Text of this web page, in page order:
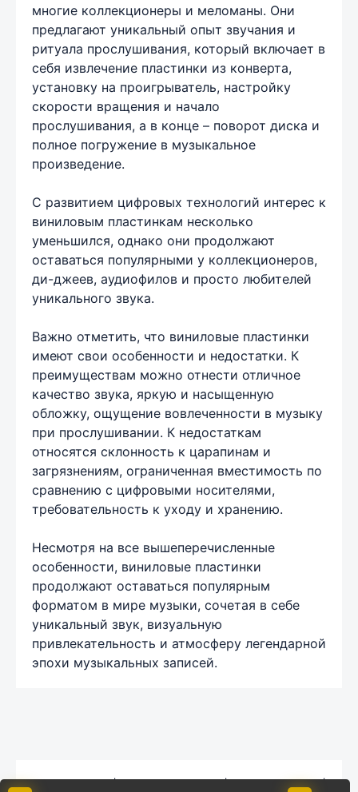
многие коллекционеры и меломаны. Они
предлагают уникальный опыт звучания и
ритуала прослушивания, который включает в
себя извлечение пластинки из конверта,
установку на проигрыватель, настройку
скорости вращения и начало
прослушивания, а в конце – поворот диска и
полное погружение в музыкальное
произведение.
С развитием цифровых технологий интерес к
виниловым пластинкам несколько
уменьшился, однако они продолжают
оставаться популярными у коллекционеров,
ди-джеев, аудиофилов и просто любителей
уникального звука.
Важно отметить, что виниловые пластинки
имеют свои особенности и недостатки. К
преимуществам можно отнести отличное
качество звука, яркую и насыщенную
обложку, ощущение вовлеченности в музыку
при прослушивании. К недостаткам
относятся склонность к царапинам и
загрязнениям, ограниченная вместимость по
сравнению с цифровыми носителями,
требовательность к уходу и хранению.
Несмотря на все вышеперечисленные
особенности, виниловые пластинки
продолжают оставаться популярным
форматом в мире музыки, сочетая в себе
уникальный звук, визуальную
привлекательность и атмосферу легендарной
эпохи музыкальных записей.
Комментарии